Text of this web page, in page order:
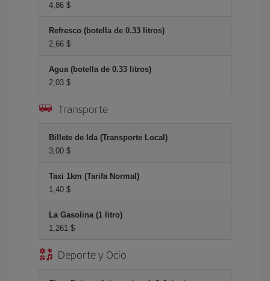
4,86 $
Refresco (botella de 0.33 litros)
2,66 $
Agua (botella de 0.33 litros)
2,03 $
Transporte
Billete de Ida (Transporte Local)
3,00 $
Taxi 1km (Tarifa Normal)
1,40 $
La Gasolina (1 litro)
1,261 $
Deporte y Ocio